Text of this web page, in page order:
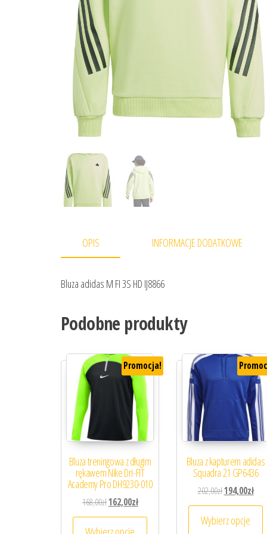
OPIS INFORMACJE DODATKOWE
Bluza adidas M FI 3S HD IJ8866
Podobne produkty
Promocja!
Bluza treningowa z długim
rękawem Nike Dri-FIT
Academy Pro DH9230-010
168,00złPierwotna cena wynosiła: 168,00zł.
162,00złAktualna cena wynosi: 162,00zł.
Ten produkt ma wiele wariantów.
Bluza z kapturem adidas
Squadra 21 GP6436
202,00złPierwotna
194,00zł
Wybierz opcje